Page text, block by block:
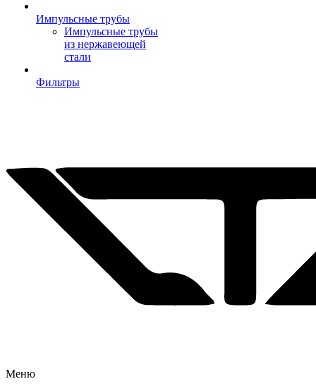
Импульсные трубы
Импульсные трубы
из нержавеющей
стали
Фильтры
Меню